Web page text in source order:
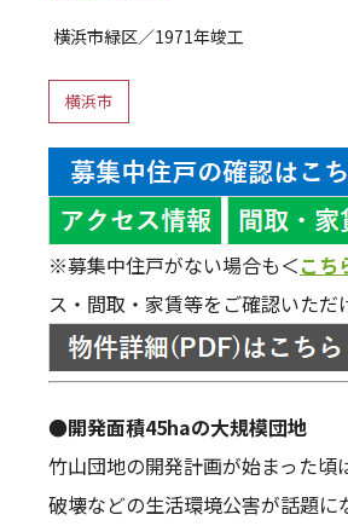
横浜市緑区／1971年竣工
横浜市
※募集中住戸がない場合も＜こち
ス・間取・家賃等をご確認いただ
●開発面積45haの大規模団地
竹山団地の開発計画が始まった頃
破壊などの生活環境公害が話題に